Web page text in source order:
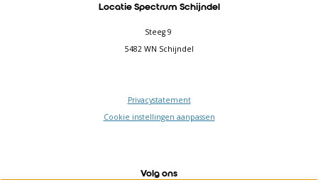
Locatie Spectrum Schijndel
Steeg 9
5482 WN Schijndel
Privacystatement
Cookie instellingen aanpassen
Volg ons